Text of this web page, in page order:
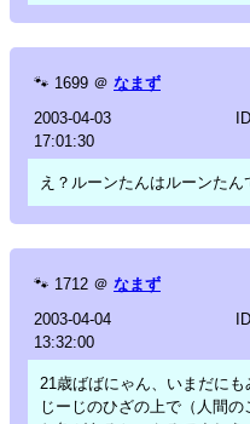
🐾 1699 ＠ なまず
2003-04-03
17:01:30
え？ルーンたんはルーンた
🐾 1712 ＠ なまず
2003-04-04
13:32:00
21歳ばばにゃん、いまだにも
じーじのひざの上で（人間の